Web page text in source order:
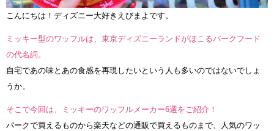
こんにちは！ディズニー大好きえびまよです。
ミッキー型のワッフルは、東京ディズニーランドがほこるパークフード
の代名詞。
自宅であの味とあの食感を再現したいという人も多いのではないでしょ
うか。
そこで今回は、ミッキーのワッフルメーカー6選をご紹介！
パークで買えるものから楽天などの通販で買えるものまで、人気のワッ